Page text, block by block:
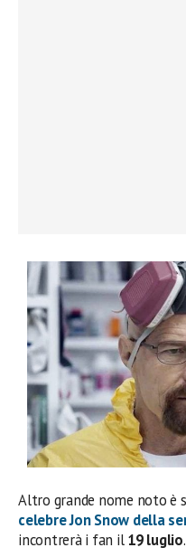
Altro grande nome noto è
celebreJon Snow della
incontrerà i fan il19 luglio.